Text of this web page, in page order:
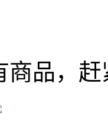
商品，